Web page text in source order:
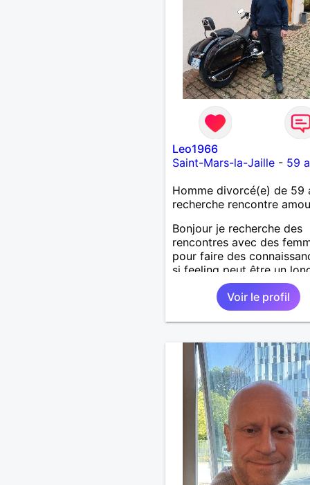
Leo1966
Saint-Mars-la-Jaille- 59
Homme divorcé(e) de 59
recherche rencontre
Bonjour je recherche des
rencontres avec des
pour faire des
si feeling peut être un
chemin. Je laisse le destin
guider. Je suis un homme
honnête et fidèle.
Voir le profil